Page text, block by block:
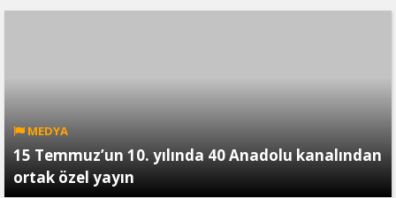
MEDYA
15 Temmuz’un 10. yılında 40 Anadolu kanalından
ortak özel yayın